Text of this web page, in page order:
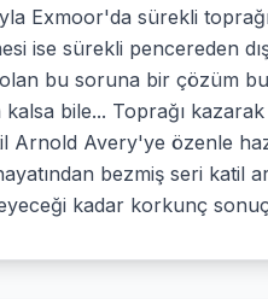
Exmoor'da sürekli
ise sürekli pencereden
bu soruna bir çözüm
bile... Toprağı
Arnold Avery'ye özenle
bezmiş seri katil
kadar korkunç